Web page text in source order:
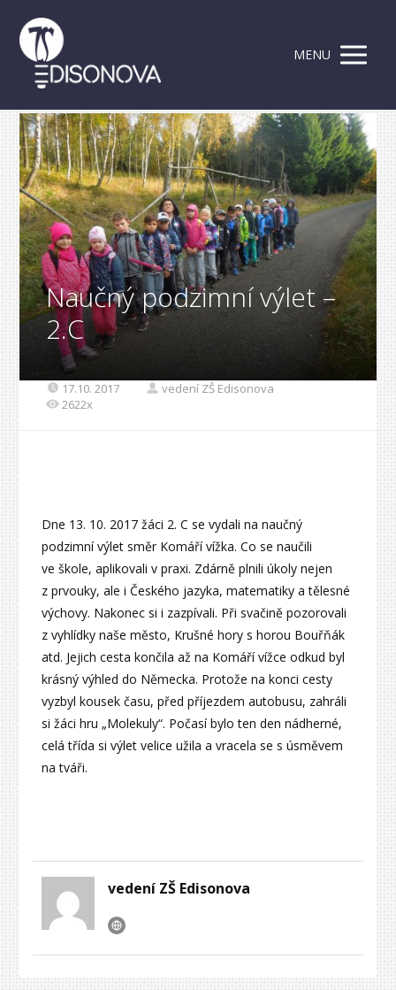
MENU
Naučný podzimní výlet –
2.C
17.10. 2017
vedení ZŠ Edisonova
2622x
Dne 13. 10. 2017 žáci 2. C se vydali na naučný
podzimní výlet směr Komáří vížka. Co se naučili
ve škole, aplikovali v praxi. Zdárně plnili úkoly nejen
z prvouky, ale i Českého jazyka, matematiky a tělesné
výchovy. Nakonec si i zazpívali. Při svačině pozorovali
z vyhlídky naše město, Krušné hory s horou Bouřňák
atd. Jejich cesta končila až na Komáří vížce odkud byl
krásný výhled do Německa. Protože na konci cesty
vyzbyl kousek času, před příjezdem autobusu, zahráli
si žáci hru „Molekuly“. Počasí bylo ten den nádherné,
celá třída si výlet velice užila a vracela se s úsměvem
na tváři.
vedení ZŠ Edisonova